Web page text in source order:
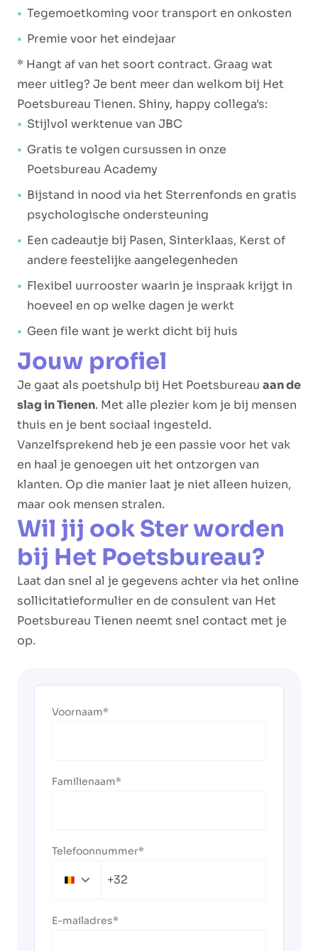
Tegemoetkoming voor transport en onkosten
Premie voor het eindejaar
* Hangt af van het soort contract. Graag wat
meer uitleg? Je bent meer dan welkom bij Het
Poetsbureau Tienen. Shiny, happy collega's:
Stijlvol werktenue van JBC
Gratis te volgen cursussen in onze
Poetsbureau Academy
Bijstand in nood via het Sterrenfonds en gratis
psychologische ondersteuning
Een cadeautje bij Pasen, Sinterklaas, Kerst of
andere feestelijke aangelegenheden
Flexibel uurrooster waarin je inspraak krijgt in
hoeveel en op welke dagen je werkt
Geen file want je werkt dicht bij huis
Jouw profiel
Je gaat als poetshulp bij Het Poetsbureau aan de
slag in Tienen. Met alle plezier kom je bij mensen
thuis en je bent sociaal ingesteld.
Vanzelfsprekend heb je een passie voor het vak
en haal je genoegen uit het ontzorgen van
klanten. Op die manier laat je niet alleen huizen,
maar ook mensen stralen.
Wil jij ook Ster worden
bij Het Poetsbureau?
Laat dan snel al je gegevens achter via het online
sollicitatieformulier en de consulent van Het
Poetsbureau Tienen neemt snel contact met je
op.
Voornaam
Familienaam
Telefoonnummer
Belgium+32
E-mailadres